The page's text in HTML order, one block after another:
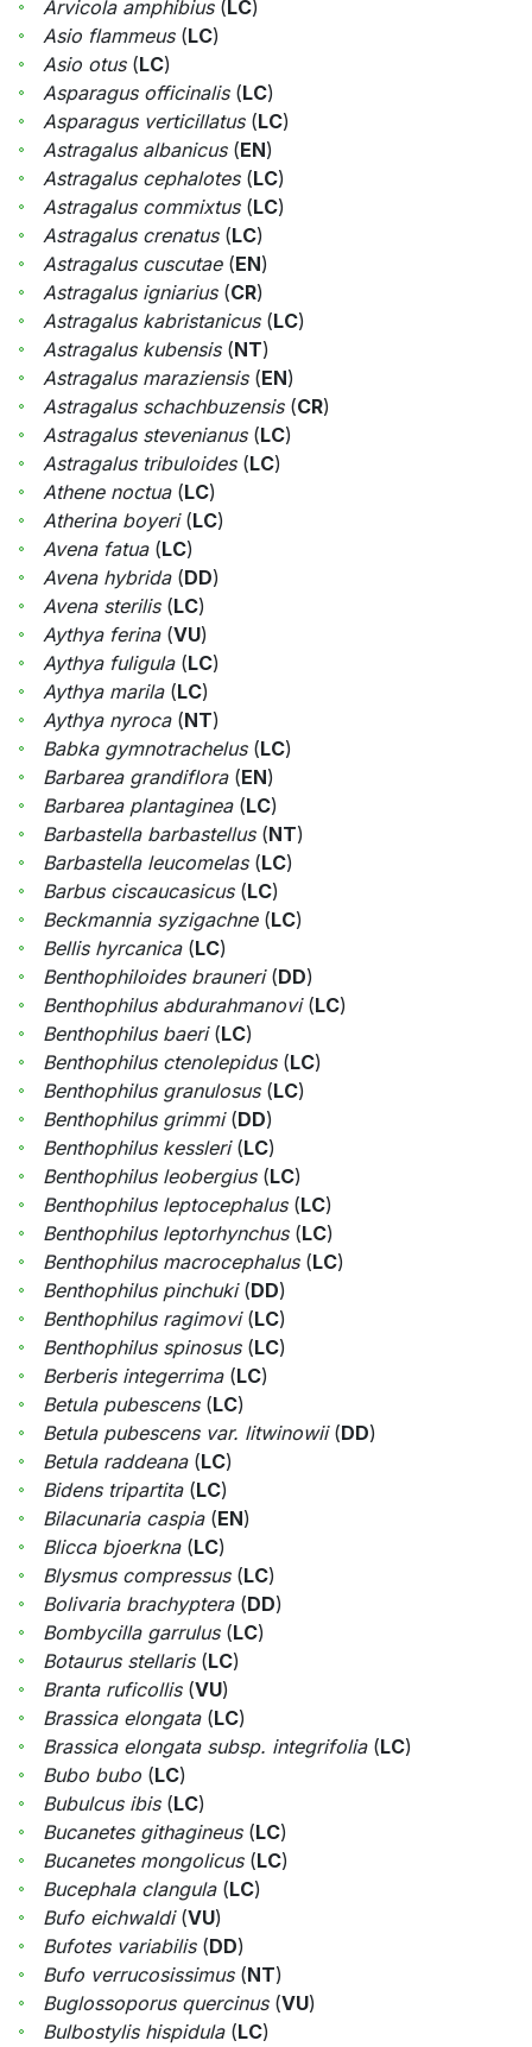
Arvicola amphibius( LC)
Asio flammeus(LC)
Asio otus(LC)
Asparagus officinalis(LC)
Asparagus verticillatus(LC)
Astragalus albanicus(EN)
Astragalus cephalotes(LC)
Astragalus commixtus(LC)
Astragalus crenatus(LC)
Astragalus cuscutae(EN)
Astragalus igniarius(CR)
Astragalus kabristanicus(LC)
Astragalus kubensis(NT)
Astragalus maraziensis(EN)
Astragalus schachbuzensis(CR)
Astragalus stevenianus(LC)
Astragalus tribuloides(LC)
Athene noctua(LC)
Atherina boyeri(LC)
Avena fatua(LC)
Avena hybrida(DD)
Avena sterilis(LC)
Aythya ferina(VU)
Aythya fuligula(LC)
Aythya marila(LC)
Aythya nyroca(NT)
Babka gymnotrachelus(LC)
Barbarea grandiflora(EN)
Barbarea plantaginea(LC)
Barbastella barbastellus(NT)
Barbastella leucomelas(LC)
Barbus ciscaucasicus(LC)
Beckmannia syzigachne(LC)
Bellis hyrcanica(LC)
Benthophiloides brauneri(DD)
Benthophilus abdurahmanovi(LC)
Benthophilus baeri(LC)
Benthophilus ctenolepidus(LC)
Benthophilus granulosus(LC)
Benthophilus grimmi(DD)
Benthophilus kessleri(LC)
Benthophilus leobergius(LC)
Benthophilus leptocephalus(LC)
Benthophilus leptorhynchus(LC)
Benthophilus macrocephalus(LC)
Benthophilus pinchuki(DD)
Benthophilus ragimovi(LC)
Benthophilus spinosus(LC)
Berberis integerrima(LC)
Betula pubescens(LC)
Betula pubescens var. litwinowii(DD)
Betula raddeana(LC)
Bidens tripartita(LC)
Bilacunaria caspia(EN)
Blicca bjoerkna(LC)
Blysmus compressus(LC)
Bolivaria brachyptera(DD)
Bombycilla garrulus(LC)
Botaurus stellaris(LC)
Branta ruficollis(VU)
Brassica elongata(LC)
Brassica elongata subsp. integrifolia(LC)
Bubo bubo (LC)
Bubulcus ibis(LC)
Bucanetes githagineus(LC)
Bucanetes mongolicus(LC)
Bucephala clangula(LC)
Bufo eichwaldi(VU)
Bufotes variabilis(DD)
Bufo verrucosissimus(NT)
Buglossoporus quercinus(VU)
Bulbostylis hispidula(LC)